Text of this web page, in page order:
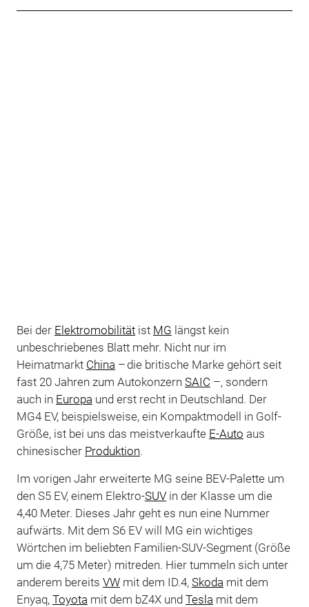
Bei der Elektromobilitätist MG längst kein
unbeschriebenes Blatt mehr. Nicht nur im
Heimatmarkt China – die britische Marke gehört seit
fast 20 Jahren zum Autokonzern SAIC –, sondern
auch in Europa und erst recht in Deutschland. Der
MG4 EV, beispielsweise, ein Kompaktmodell in Golf-
Größe, ist bei uns das meistverkaufte E-Auto aus
chinesischer Produktion.
Im vorigen Jahr erweiterte MG seine BEV-Palette um
den S5 EV, einem Elektro-SUVin der Klasse um die
4,40 Meter. Dieses Jahr geht es nun eine Nummer
aufwärts. Mit dem S6 EV will MG ein wichtiges
Wörtchen im beliebten Familien-SUV-Segment (Größe
um die 4,75 Meter) mitreden. Hier tummeln sich unter
anderem bereits VWmit dem ID.4, Skoda mit dem
Enyaq, Toyota mit dem bZ4X und Tesla mit dem